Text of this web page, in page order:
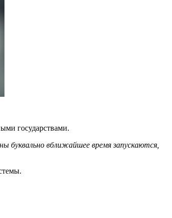
государствами.
буквально вближайшее время запускаются,